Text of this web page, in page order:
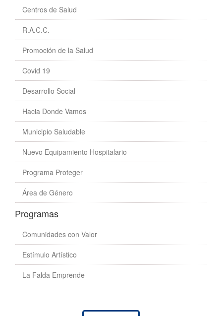
Centros de Salud
R.A.C.C.
Promoción de la Salud
Covid 19
Desarrollo Social
Hacia Donde Vamos
Municipio Saludable
Nuevo Equipamiento Hospitalario
Programa Proteger
Área de Género
Programas
Comunidades con Valor
Estímulo Artístico
La Falda Emprende